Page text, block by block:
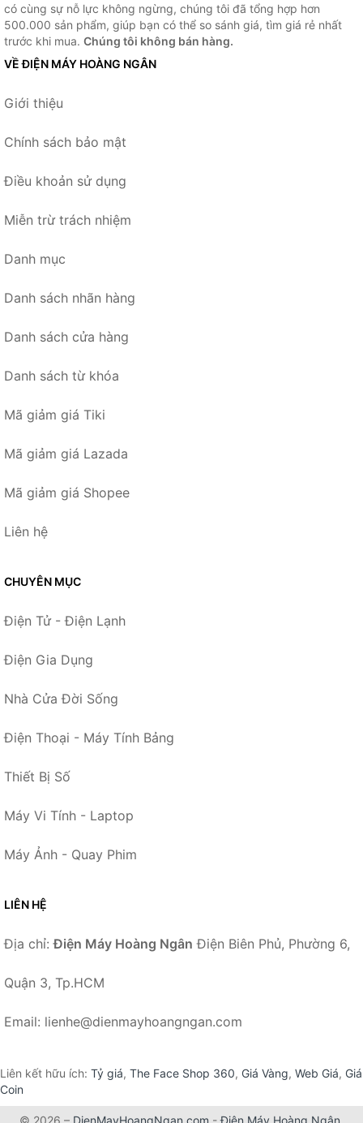
có cùng sự nỗ lực không ngừng, chúng tôi đã tổng hợp hơn
500.000 sản phẩm, giúp bạn có thể so sánh giá, tìm giá rẻ nhất
trước khi mua. Chúng tôi không bán hàng.
VỀ ĐIỆN MÁY HOÀNG NGÂN
Giới thiệu
Chính sách bảo mật
Điều khoản sử dụng
Miễn trừ trách nhiệm
Danh mục
Danh sách nhãn hàng
Danh sách cửa hàng
Danh sách từ khóa
Mã giảm giá Tiki
Mã giảm giá Lazada
Mã giảm giá Shopee
Liên hệ
CHUYÊN MỤC
Điện Tử - Điện Lạnh
Điện Gia Dụng
Nhà Cửa Đời Sống
Điện Thoại - Máy Tính Bảng
Thiết Bị Số
Máy Vi Tính - Laptop
Máy Ảnh - Quay Phim
LIÊN HỆ
Địa chỉ:Điện Máy Hoàng Ngân Điện Biên Phủ, Phường 6,
Quận 3, Tp.HCM
Email: lienhe@dienmayhoangngan.com
Liên kết hữu ích: Tỷ giá, The Face Shop 360, Giá Vàng, Web Giá, Giá
Coin
© 2026 – DienMayHoangNgan.com -Điện Máy Hoàng Ngân